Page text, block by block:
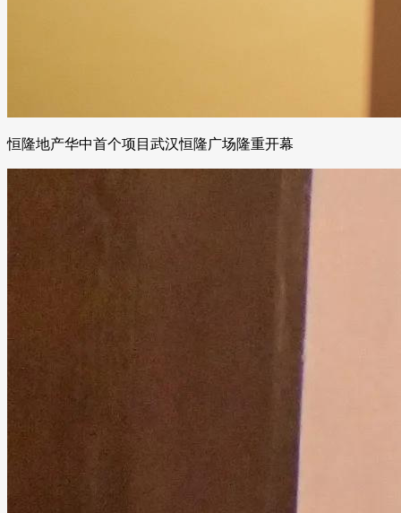
恒隆地产华中首个项目武汉恒隆广场隆重开幕